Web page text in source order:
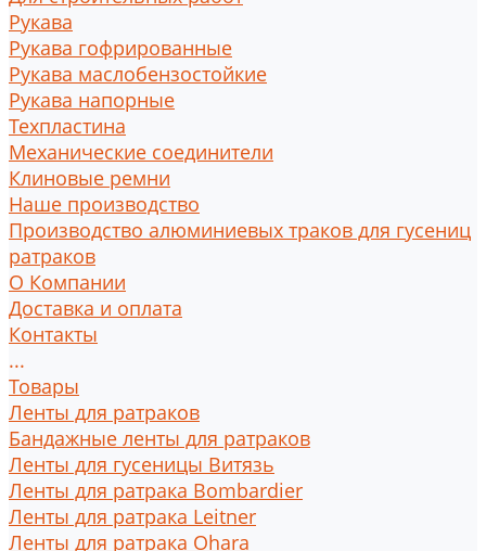
Рукава
Рукава гофрированные
Рукава маслобензостойкие
Рукава напорные
Техпластина
Механические соединители
Клиновые ремни
Наше производство
Производство алюминиевых траков для гусениц
ратраков
О Компании
Доставка и оплата
Контакты
...
Товары
Ленты для ратраков
Бандажные ленты для ратраков
Ленты для гусеницы Витязь
Ленты для ратрака Bombardier
Ленты для ратрака Leitner
Ленты для ратрака Ohara